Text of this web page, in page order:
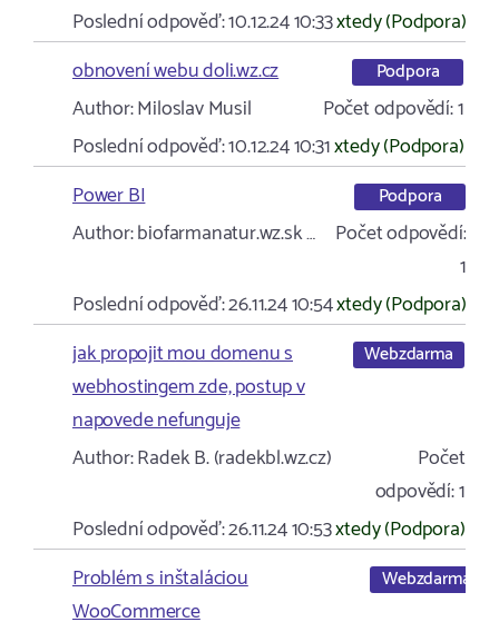
Poslední odpověď:10.12.24 10:33xtedy (Podpora)
obnovení webu doli.wz.cz
Podpora
Author:Miloslav Musil Počet odpovědí:1
Poslední odpověď:10.12.24 10:31xtedy (Podpora)
Power BI
Podpora
Author:biofarmanatur.wz.sk …
Počet odpovědí:
1
Poslední odpověď:26.11.24 10:54xtedy (Podpora)
jak propojit mou domenu s
webhostingem zde, postup v
napovede nefunguje
Webzdarma
Author:Radek B. (radekbl.wz.cz)
Počet
odpovědí:1
Poslední odpověď:26.11.24 10:53xtedy (Podpora)
Problém s inštaláciou
WooCommerce
Webzdarma